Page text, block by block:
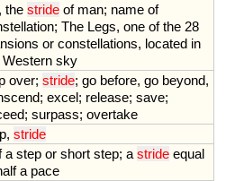
, the stride of man; name of
; The Legs, one of the 28
or constellations, located in
Western sky
over; stride; go before, go beyond,
; excel; release; save;
; surpass; overtake
, stride
a step or short step; a stride equal
a pace